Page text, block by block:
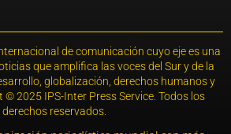
de comunicación cuyo eje es una
que amplifica las voces del Sur y de la
globalización, derechos humanos y
2025 IPS-Inter Press Service. Todos los
derechos reservados.